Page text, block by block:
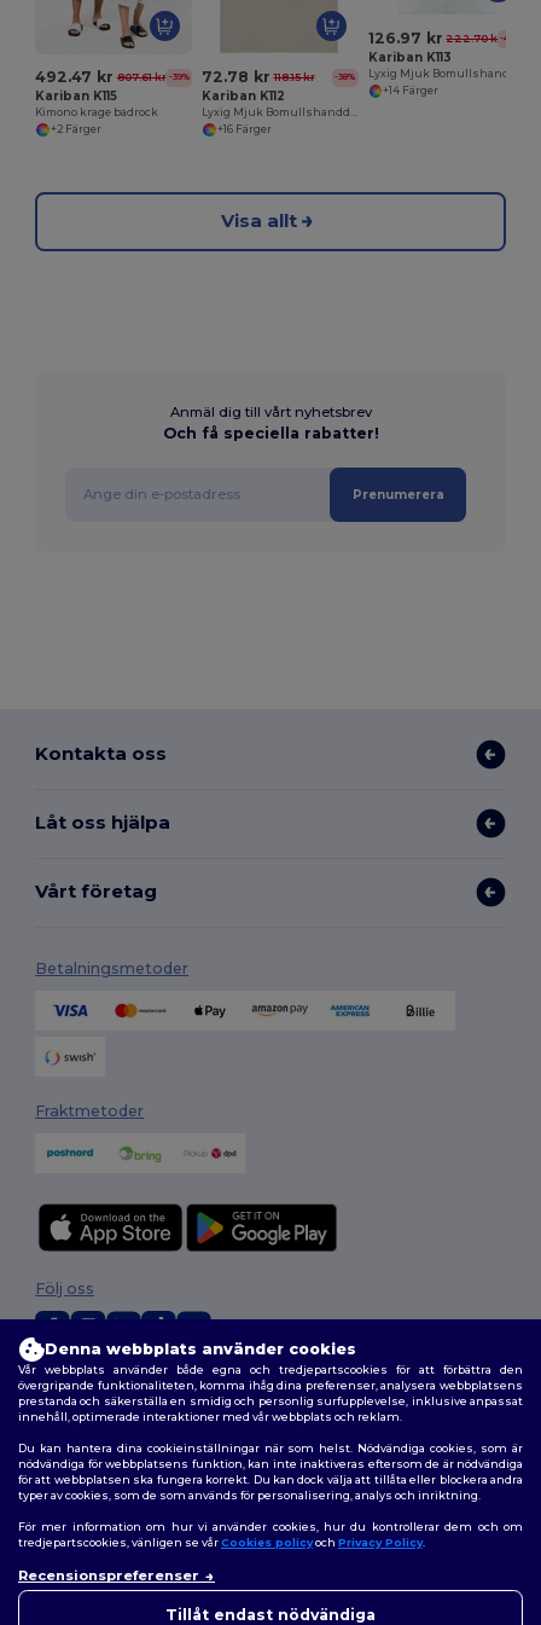
492.47 kr 807.61 kr -39%
Kariban K115
Kimono krage badrock
+2 Färger
72.78 kr 118.15 kr -38%
Kariban K112
+16 Färger
126.97 kr 222.70 kr-43%
Kariban K113
+14 Färger
Visa allt
Anmäl dig till vårt nyhetsbrev
Och få speciella rabatter!
Prenumerera
Kontakta oss
Låt oss hjälpa
Vårt företag
Betalningsmetoder
Fraktmetoder
2026. Alla rättigheter förbehållna
Allmänna Villkor|Anpassad policy |Integritetspolicy|Policy för cookies
| Karta över webbplatsen
Följ oss
Denna webbplats använder cookies
Vår webbplats använder både egna och tredjepartscookies för att förbättra den
övergripande funktionaliteten, komma ihåg dina preferenser, analysera webbplatsens
prestanda och säkerställa en smidig och personlig surfupplevelse, inklusive anpassat
innehåll, optimerade interaktioner med vår webbplats och reklam.
Du kan hantera dina cookieinställningar när som helst. Nödvändiga cookies, som är
nödvändiga för webbplatsens funktion, kan inte inaktiveras eftersom de är nödvändiga
för att webbplatsen ska fungera korrekt. Du kan dock välja att tillåta eller blockera andra
typer av cookies, som de som används för personalisering, analys och inriktning.
För mer information om hur vi använder cookies, hur du kontrollerar dem och om
tredjepartscookies, vänligen se vårCookies policyoch Privacy Policy.
Recensionspreferenser
Tillåt endast nödvändiga